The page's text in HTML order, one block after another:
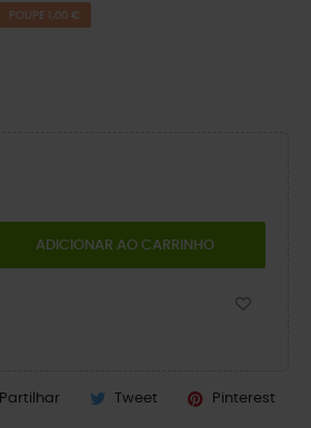
POUPE 1,00 €
ADICIONAR AO CARRINHO
Partilhar Tweet Pinterest